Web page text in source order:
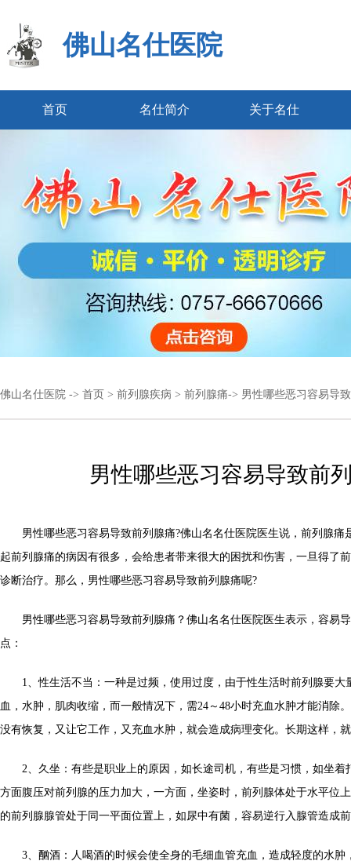
佛山名仕医院
首页 名仕简介 关于名仕
佛山名仕医院 -> 首页 > 前列腺疾病 > 前列腺痛-> 男性哪些恶习容易导
男性哪些恶习容易导致前
男性哪些恶习容易导致前列腺痛?佛山名名仕医院医生说，前列腺痛
起前列腺痛的病因有很多，会给患者带来很大的困扰和伤害，一旦得了
诊断治疗。那么，男性哪些恶习容易导致前列腺痛呢?
男性哪些恶习容易导致前列腺痛？佛山名名仕医院医生表示，容易
点：
1、性生活不当：一种是过频，使用过度，由于性生活时前列腺要大
血，水肿，肌肉收缩，而一般情况下，需24～48小时充血水肿才能消除
没有恢复，又让它工作，又充血水肿，就会造成病理变化。长期这样，
2、久坐：有些是职业上的原因，如长途司机，有些是习惯，如坐着
方面腹压对前列腺的压力加大，一方面，坐姿时，前列腺体处于水平位
的前列腺腺管处于同一平面位置上，如尿中有菌，容易逆行入腺管造成
3、酗酒：人喝酒的时候会使全身的毛细血管充血，造成轻度的水肿